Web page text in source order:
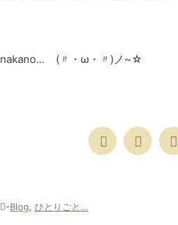
nakano... (〃・ω・〃)ノ~☆
-Blog, ひとりごと…